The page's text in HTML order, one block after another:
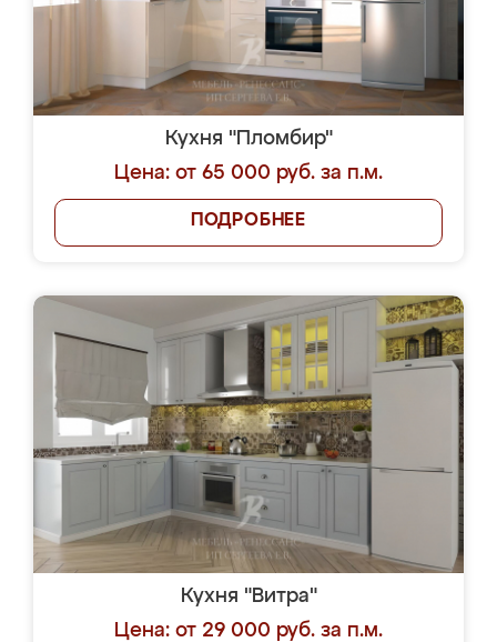
Кухня "Пломбир"
Цена: от 65 000 руб. за п.м.
ПОДРОБНЕЕ
Кухня "Витра"
Цена: от 29 000 руб. за п.м.